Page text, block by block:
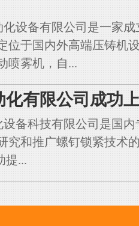
设备有限公司是一家
位于国内外高端压铸机
喷雾机，自...
化有限公司成功
设备科技有限公司是国
究和推广螺钉锁紧技术
提...